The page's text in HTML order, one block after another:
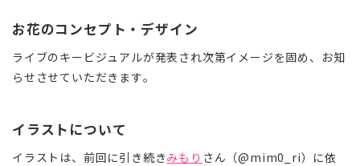
お花のコンセプト・デザイン
ライブのキービジュアルが発表され次第イメージを固め、お知
らせさせていただきます。
イラストについて
イラストは、前回に引き続きみもり さん（@mim0_ri）に依